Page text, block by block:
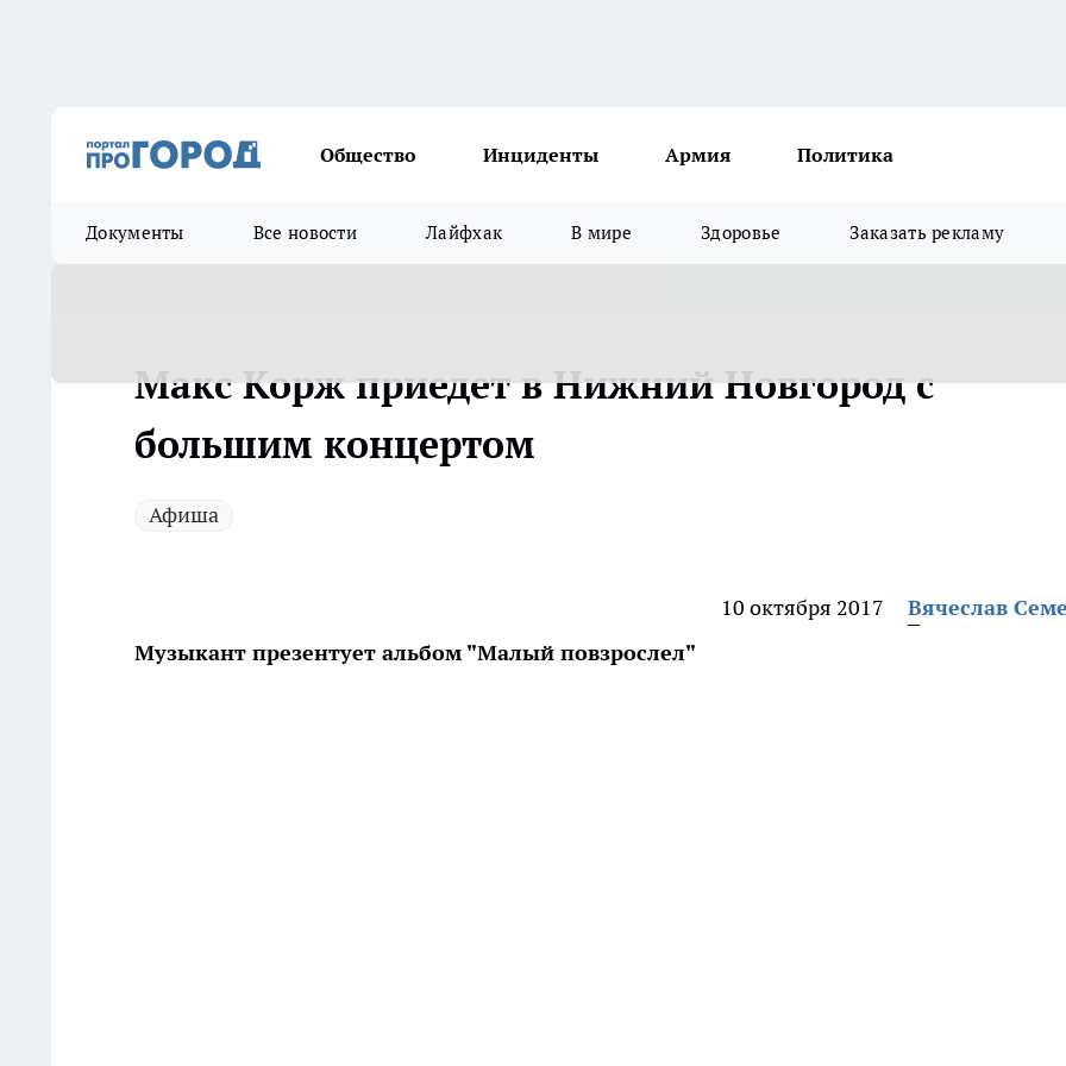
Общество Инциденты Армия Политика
Документы Все новости Лайфхак В мире Здоровье Заказать рекламу
Макс Корж приедет в Нижний Новгород с
большим концертом
Афиша
10 октября 2017
Вячеслав
Музыкант презентует альбом "Малый повзрослел"